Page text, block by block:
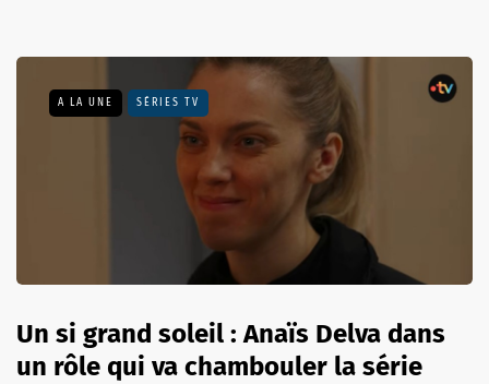
A LA UNE SÉRIES TV
Un si grand soleil : Anaïs Delva dans
un rôle qui va chambouler la série